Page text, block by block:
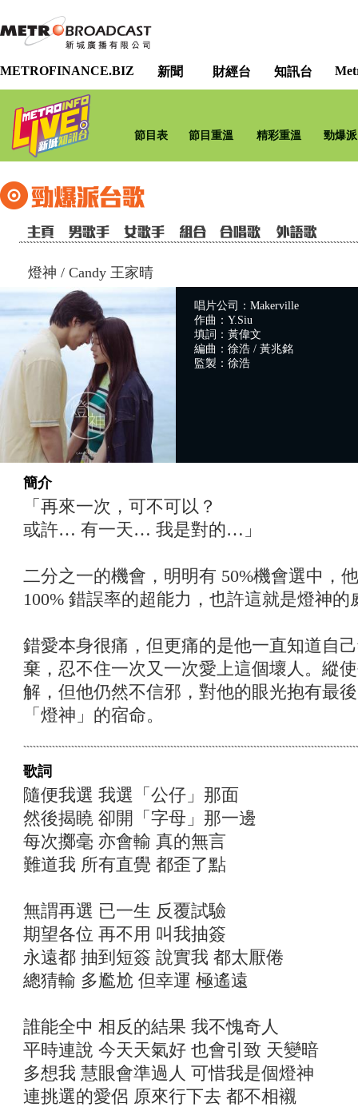
METROFINANCE.BIZ 新聞 財經台 知訊台
節目表 節目重溫 精彩重溫 勁爆
燈神 / Candy 王家晴
唱片公司：Makerville
作曲：Y.Siu
填詞：黃偉文
編曲：徐浩 / 黃兆銘
監製：徐浩
簡介
「再來一次，可不可以？
或許… 有一天… 我是對的…」
二分之一的機會，明明有 50%機會選中，
100% 錯誤率的超能力，也許這就是燈神的
錯愛本身很痛，但更痛的是他一直知道自
棄，忍不住一次又一次愛上這個壞人。縱
解，但他仍然不信邪，對他的眼光抱有最
「燈神」的宿命。
歌詞
隨便我選 我選「公仔」那面
然後揭䁱 卻開「字母」那一邊
每次擲毫 亦會輸 真的無言
難道我 所有直覺 都歪了點
無謂再選 已一生 反覆試驗
期望各位 再不用 叫我抽簽
永遠都 抽到短簽 說實我 都太厭倦
總猜輸 多尷尬 但幸運 極遙遠
誰能全中 相反的結果 我不愧奇人
平時連說 今天天氣好 也會引致 天變暗
多想我 慧眼會準過人 可惜我是個燈神
連挑選的愛侶 原來行下去 都不相襯